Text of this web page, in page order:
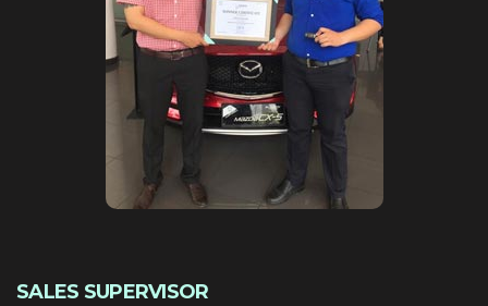
SALES SUPERVISOR